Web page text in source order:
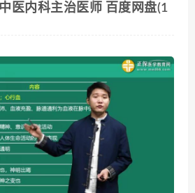
医内科主治医师 百度网盘(1